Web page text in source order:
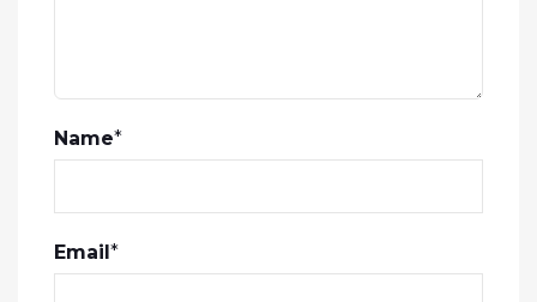
Name*
Email*